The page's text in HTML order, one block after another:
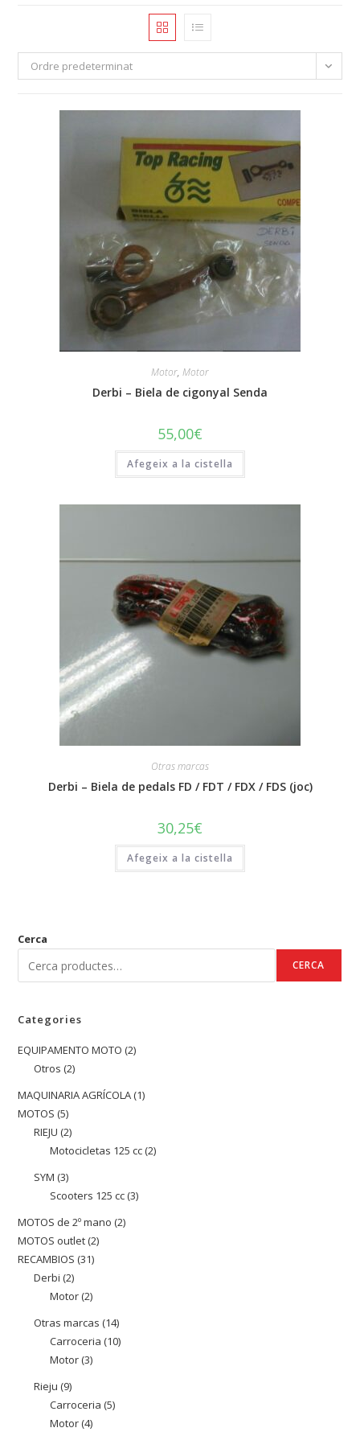
Ordre predeterminat
Motor, Motor
Derbi – Biela de cigonyal Senda
55,00€
Afegeix a la cistella
Otras marcas
Derbi – Biela de pedals FD / FDT / FDX / FDS (joc)
30,25€
Afegeix a la cistella
Cerca
CERCA
Categories
EQUIPAMENTO MOTO 22
Otros 22
productes
MAQUINARIA AGRÍCOLA 11
MOTOS 55
productes
RIEJU 22
productes
Motocicletas 125 cc 22
SYM 33
productes
Scooters 125 cc 33
MOTOS de 2º mano 22
MOTOS outlet 22
RECAMBIOS 3131
Derbi 22
productes
Motor 22
productes
Otras marcas 1414
productes
Carroceria 1010
Motor 33
Rieju 99
productes
Carroceria 55
Motor 44